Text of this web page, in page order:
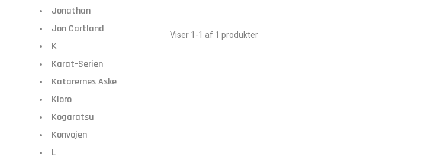
Jonathan
Jon Cartland
K
Karat-Serien
Katarernes Aske
Kloro
Kogaratsu
Konvojen
L
Viser 1-1 af 1 produkter